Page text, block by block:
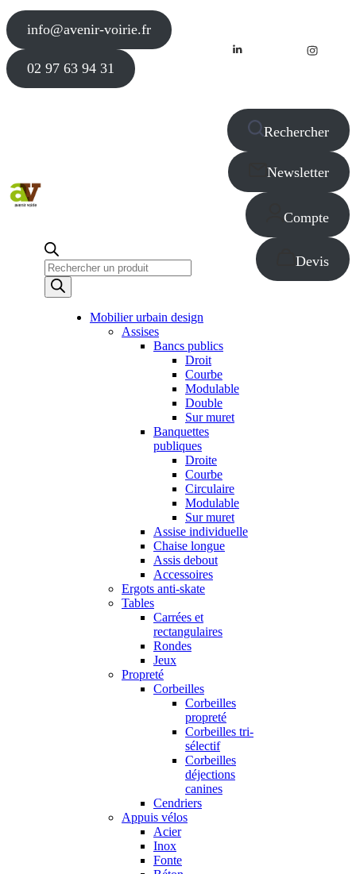
info@avenir-voirie.fr
02 97 63 94 31
Recherche
de
produits
Rechercher
Newsletter
Compte
Devis
Mobilier urbain design
Assises
Bancs publics
Droit
Courbe
Modulable
Double
Sur muret
Banquettes
publiques
Droite
Courbe
Circulaire
Modulable
Sur muret
Assise individuelle
Chaise longue
Assis debout
Accessoires
Ergots anti-skate
Tables
Carrées et
rectangulaires
Rondes
Jeux
Propreté
Corbeilles
Corbeilles
propreté
Corbeilles tri-
sélectif
Corbeilles
déjections
canines
Cendriers
Appuis vélos
Acier
Inox
Fonte